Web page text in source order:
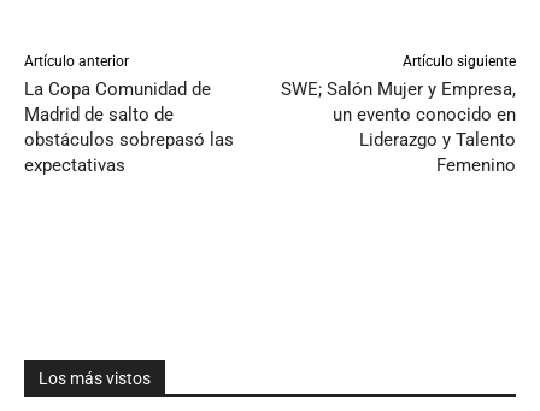
Artículo anterior
La Copa Comunidad de
Madrid de salto de
obstáculos sobrepasó las
expectativas
Artículo siguiente
SWE; Salón Mujer y Empresa,
un evento conocido en
Liderazgo y Talento
Femenino
Los más vistos